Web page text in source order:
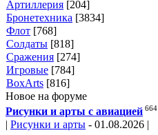
Артиллерия [204]
Бронетехника [3834]
Флот [768]
Солдаты [818]
Сражения [274]
Игровые [784]
BoxArts [816]
Новое на форуме
Рисунки и арты с авиацией 664
| Рисунки и арты - 01.08.2026 |